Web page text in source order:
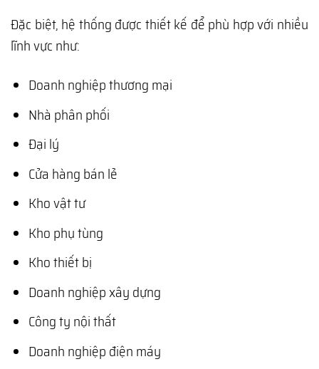
Đặc biệt, hệ thống được thiết kế để phù hợp với nhiều
lĩnh vực như:
Doanh nghiệp thương mại
Nhà phân phối
Đại lý
Cửa hàng bán lẻ
Kho vật tư
Kho phụ tùng
Kho thiết bị
Doanh nghiệp xây dựng
Công ty nội thất
Doanh nghiệp điện máy